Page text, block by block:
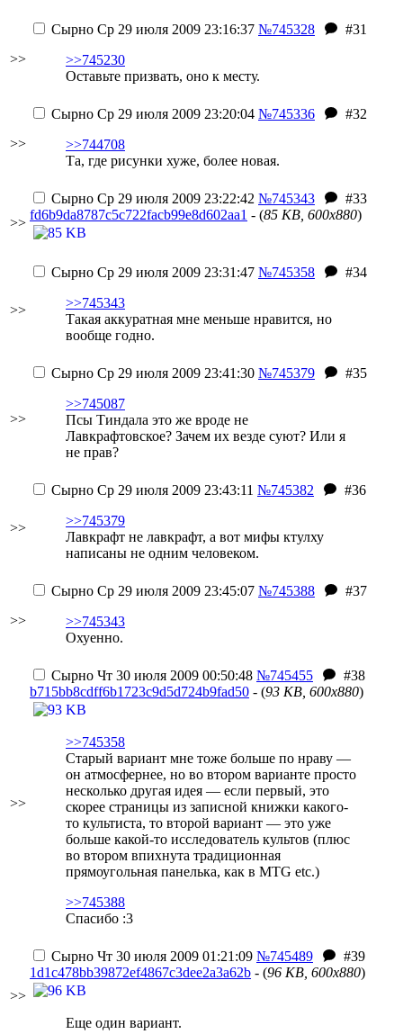
>>
Сырно Ср 29 июля 2009 23:16:37 №745328
#31
>>745230
Оставьте призвать, оно к месту.
>>
Сырно Ср 29 июля 2009 23:20:04 №745336
#32
>>744708
Та, где рисунки хуже, более новая.
>>
Сырно Ср 29 июля 2009 23:22:42 №745343
#33
fd6b9da8787c5c722facb99e8d602aa1 - (85 KB, 600x880)
>>
Сырно Ср 29 июля 2009 23:31:47 №745358
#34
>>745343
Такая аккуратная мне меньше нравится, но
вообще годно.
>>
Сырно Ср 29 июля 2009 23:41:30 №745379
#35
>>745087
Псы Тиндала это же вроде не
Лавкрафтовское? Зачем их везде суют? Или я
не прав?
>>
Сырно Ср 29 июля 2009 23:43:11 №745382
#36
>>745379
Лавкрафт не лавкрафт, а вот мифы ктулху
написаны не одним человеком.
>>
Сырно Ср 29 июля 2009 23:45:07 №745388
#37
>>745343
Охуенно.
>>
Сырно Чт 30 июля 2009 00:50:48 №745455
#38
b715bb8cdff6b1723c9d5d724b9fad50 - (93 KB, 600x880)
>>745358
Старый вариант мне тоже больше по нраву —
он атмосфернее, но во втором варианте просто
несколько другая идея — если первый, это
скорее страницы из записной книжки какого-
то культиста, то второй вариант — это уже
больше какой-то исследователь культов (плюс
во втором впихнута традиционная
прямоугольная панелька, как в MTG etc.)
>>745388
Спасибо :3
>>
Сырно Чт 30 июля 2009 01:21:09 №745489
#39
1d1c478bb39872ef4867c3dee2a3a62b - (96 KB, 600x880)
Еще один вариант.